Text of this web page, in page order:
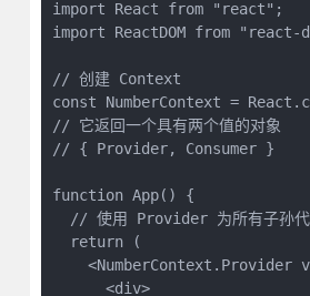
import React from "react";
import ReactDOM from "react-
// 创建 Context
const NumberContext =
// 它返回一个具有两个值的对象
// { Provider, Consumer }
function App() {
// 使用 Provider 为所有子孙
  return (
<NumberContext.Provider
      <div>